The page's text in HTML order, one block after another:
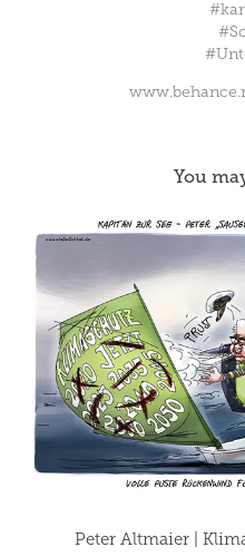
You
Peter Altmaier |